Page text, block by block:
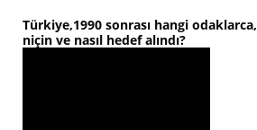
Türkiye,1990 sonrası hangi odaklarca,
niçin ve nasıl hedef alındı?